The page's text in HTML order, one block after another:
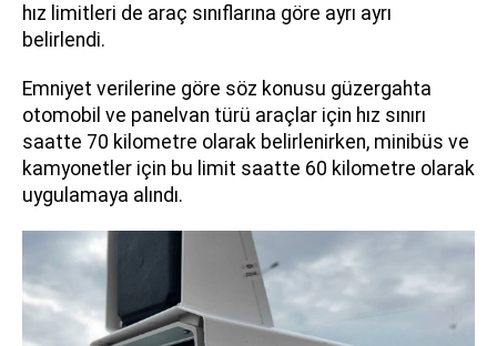
hız limitleri de araç sınıflarına göre ayrı ayrı
belirlendi.
Emniyet verilerine göre söz konusu güzergahta
otomobil ve panelvan türü araçlar için hız sınırı
saatte 70 kilometre olarak belirlenirken, minibüs ve
kamyonetler için bu limit saatte 60 kilometre olarak
uygulamaya alındı.